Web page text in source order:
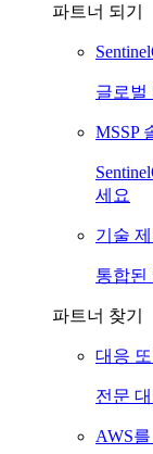
파트너 되기
글로벌
MSSP
세요
기술
통합된
파트너 찾기
대응
전문
AWS